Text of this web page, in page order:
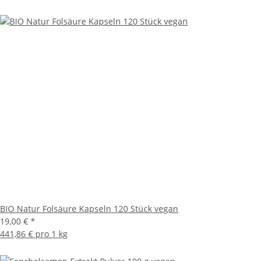
BIO Natur Folsäure Kapseln 120 Stück vegan
19,00 € *
441,86 € pro 1 kg